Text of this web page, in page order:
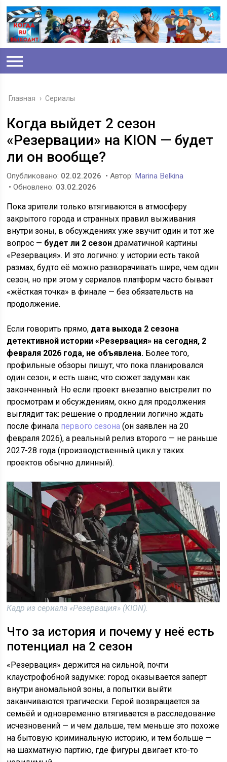
Главная › Сериалы
Когда выйдет 2 сезон
«Резервации» на KION — будет
ли он вообще?
Опубликовано: 02.02.2026 • Автор: Marina Belkina
• Обновлено: 03.02.2026
Пока зрители только втягиваются в атмосферу
закрытого города и странных правил выживания
внутри зоны, в обсуждениях уже звучит один и тот же
вопрос — будет ли 2 сезон драматичной картины
«Резервация». И это логично: у истории есть такой
размах, будто её можно разворачивать шире, чем один
сезон, но при этом у сериалов платформ часто бывает
«жёсткая точка» в финале — без обязательств на
продолжение.
Если говорить прямо, дата выхода 2 сезона
детективной истории «Резервация» на сегодня, 2
февраля 2026 года, не объявлена. Более того,
профильные обзоры пишут, что пока планировался
один сезон, и есть шанс, что сюжет задуман как
законченный. Но если проект внезапно выстрелит по
просмотрам и обсуждениям, окно для продолжения
выглядит так: решение о продлении логично ждать
после финала первого сезона (он заявлен на 20
февраля 2026), а реальный релиз второго — не раньше
2027-28 года (производственный цикл у таких
проектов обычно длинный).
Кадр из сериала «Резервация» (KION).
Что за история и почему у неё есть
потенциал на 2 сезон
«Резервация» держится на сильной, почти
клаустрофобной задумке: город оказывается заперт
внутри аномальной зоны, а попытки выйти
заканчиваются трагически. Герой возвращается за
семьёй и одновременно втягивается в расследование
исчезновений — и чем дальше, тем меньше это похоже
на бытовую криминальную историю, и тем больше —
на шахматную партию, где фигуры двигает кто-то